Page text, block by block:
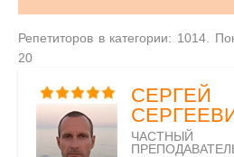
Репетиторов в категории: 1014.
20
СЕРГЕЙ
ЧАСТНЫЙ